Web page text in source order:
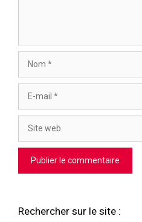
mail
web
Rechercher sur le site :